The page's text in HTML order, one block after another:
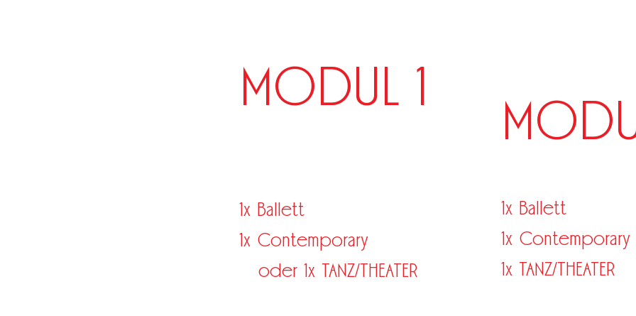
MODUL 1
1x Ballett
1x Contemporary
oder 1x TANZ/THEATER
1x Ballett
1x Contemporary
1x TANZ/THEATER